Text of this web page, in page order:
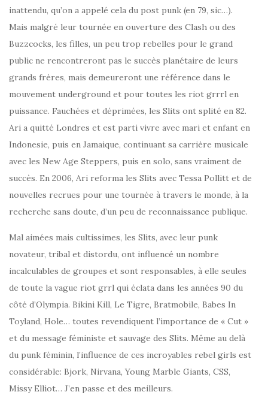
inattendu, qu’on a appelé cela du post punk (en 79, sic…).
Mais malgré leur tournée en ouverture des Clash ou des
Buzzcocks, les filles, un peu trop rebelles pour le grand
public ne rencontreront pas le succès planétaire de leurs
grands frères, mais demeureront une référence dans le
mouvement underground et pour toutes les riot grrrl en
puissance. Fauchées et déprimées, les Slits ont splité en 82.
Ari a quitté Londres et est parti vivre avec mari et enfant en
Indonesie, puis en Jamaique, continuant sa carrière musicale
avec les New Age Steppers, puis en solo, sans vraiment de
succès. En 2006, Ari reforma les Slits avec Tessa Pollitt et de
nouvelles recrues pour une tournée à travers le monde, à la
recherche sans doute, d’un peu de reconnaissance publique.
Mal aimées mais cultissimes, les Slits, avec leur punk
novateur, tribal et distordu, ont influencé un nombre
incalculables de groupes et sont responsables, à elle seules
de toute la vague riot grrl qui éclata dans les années 90 du
côté d’Olympia. Bikini Kill, Le Tigre, Bratmobile, Babes In
Toyland, Hole… toutes revendiquent l’importance de « Cut »
et du message féministe et sauvage des Slits. Même au delà
du punk féminin, l’influence de ces incroyables rebel girls est
considérable: Bjork, Nirvana, Young Marble Giants, CSS,
Missy Elliot… J’en passe et des meilleurs.